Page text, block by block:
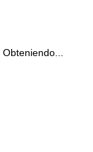
Obteniendo...